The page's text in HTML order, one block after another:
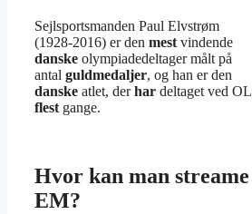
Sejlsportsmanden Paul Elvstrøm
(1928-2016) er den mest vindende
danske olympiadedeltager målt på
antal guldmedaljer, og han er den
danske atlet, derhar deltaget ved OL
flest gange.
Hvor kan man streame
EM?